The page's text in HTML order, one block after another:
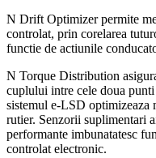
N Drift Optimizer permite
controlat, prin corelarea
functie de actiunile
N Torque Distribution
cuplului intre cele doua
sistemul e-LSD optimizeaza
rutier. Senzorii suplimentari
performante imbunatatesc
controlat electronic.